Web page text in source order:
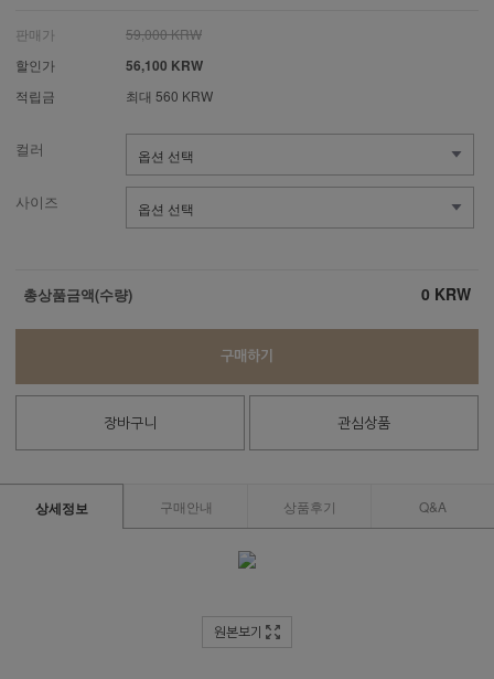
판매가
59,000 KRW
할인가
56,100 KRW
적립금 최대 560 KRW
컬러
사이즈
총상품금액(수량) 0 KRW
구매하기
장바구니 관심상품
상세정보 구매안내 상품후기 Q&A
원본보기